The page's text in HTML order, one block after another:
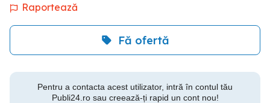
Raportează
Fă ofertă
Pentru a contacta acest utilizator, intră în contul tău
Publi24.ro sau creează-ți rapid un cont nou!